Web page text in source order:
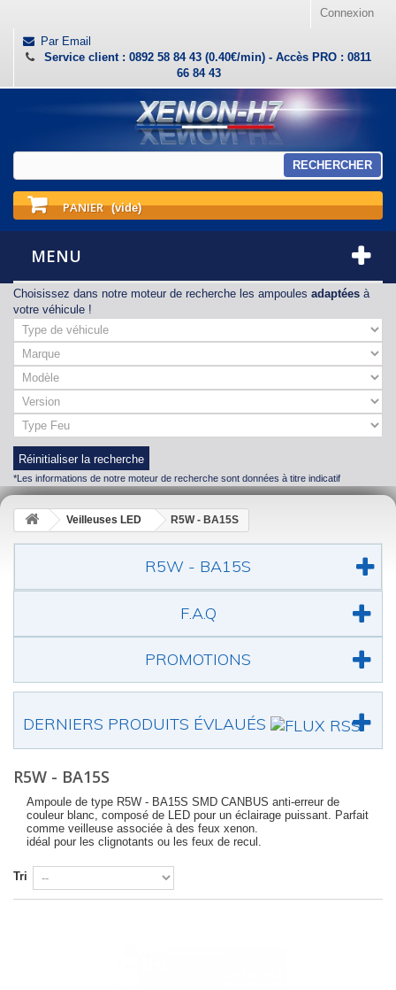
Connexion
Par Email
Service client : 0892 58 84 43 (0.40€/min) - Accès PRO : 0811
66 84 43
RECHERCHER
PANIER (vide)
MENU
Choisissez dans notre moteur de recherche les ampoules adaptées à
votre véhicule !
Réinitialiser la recherche
*Les informations de notre moteur de recherche sont données à titre indicatif
Veilleuses LED R5W - BA15S
R5W - BA15S
F.A.Q
PROMOTIONS
DERNIERS PRODUITS ÉVLAUÉS
R5W - BA15S
Ampoule de type R5W - BA15S SMD CANBUS anti-erreur de
couleur blanc, composé de LED pour un éclairage puissant. Parfait
comme veilleuse associée à des feux xenon.
idéal pour les clignotants ou les feux de recul.
Tri